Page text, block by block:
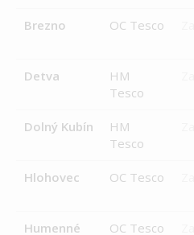
Brezno OC Tesco
Detva
HM
Tesco
Dolný Kubín
HM
Tesco
Hlohovec OC Tesco
Humenné OC Tesco